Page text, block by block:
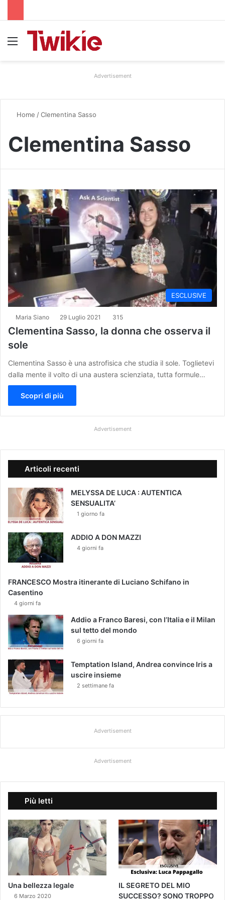
Advertisement
Home /Clementina Sasso
Clementina Sasso
ESCLUSIVE
Maria Siano 29 Luglio 2021 315
Clementina Sasso, la donna che osserva il
sole
Clementina Sasso è una astrofisica che studia il sole. Toglietevi
dalla mente il volto di una austera scienziata, tutta formule…
Scopri di più
Advertisement
Articoli recenti
MELYSSA DE LUCA : AUTENTICA
SENSUALITA’
1 giorno fa
ADDIO A DON MAZZI
4 giorni fa
FRANCESCO Mostra itinerante di Luciano Schifano in
Casentino
4 giorni fa
Addio a Franco Baresi, con l’Italia e il Milan
sul tetto del mondo
6 giorni fa
Temptation Island, Andrea convince Iris a
uscire insieme
2 settimane fa
Advertisement
Advertisement
Più letti
Una bellezza legale
6 Marzo 2020
IL SEGRETO DEL MIO
SUCCESSO? SONO TROPPO